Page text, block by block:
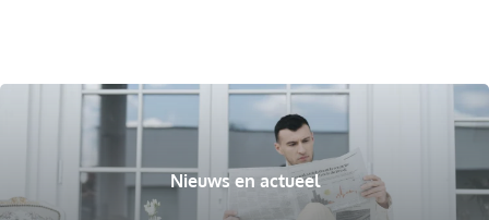
Nieuws en actueel